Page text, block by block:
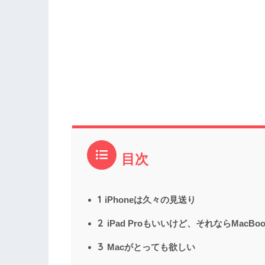
目次
1 iPhoneは久々の見送り
2 iPad Proもいいけど、それなら
3 Macがとっても欲しい